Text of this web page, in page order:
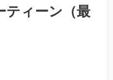
ティーン（最